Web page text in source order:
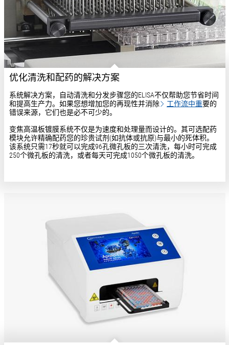
优化清洗和配药的解决方案
系统解决方案，自动清洗和分发步骤您的ELISA不仅帮助您节省时间
和提高生产力。如果您想增加您的再现性并消除
工作流中重要的
错误来源，它们也是必不可少的。
变焦高温板镀膜系统不仅是为速度和处理量而设计的。其可选配药
模块允许精确配药您的珍贵试剂(如抗体或抗原)与最小的死体积。
该系统只需17秒就可以完成96孔微孔板的三次清洗，每小时可完成
250个微孔板的清洗，或者每天可完成1050个微孔板的清洗。